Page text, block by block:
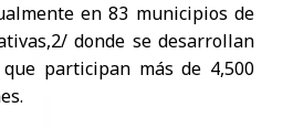
en 83 municipios de
donde se desarrollan
participan más de 4,500